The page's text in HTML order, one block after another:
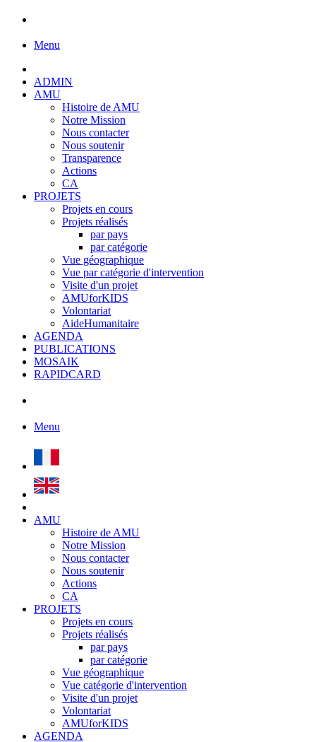
Menu
ADMIN
AMU
Histoire de AMU
Notre Mission
Nous contacter
Nous soutenir
Transparence
Actions
CA
PROJETS
Projets en cours
Projets réalisés
par pays
par catégorie
Vue géographique
Vue par catégorie d'intervention
Visite d'un projet
AMUforKIDS
Volontariat
AideHumanitaire
AGENDA
PUBLICATIONS
MOSAIK
RAPIDCARD
Menu
AMU
Histoire de AMU
Notre Mission
Nous contacter
Nous soutenir
Actions
CA
PROJETS
Projets en cours
Projets réalisés
par pays
par catégorie
Vue géographique
Vue catégorie d'intervention
Visite d'un projet
Volontariat
AMUforKIDS
AGENDA